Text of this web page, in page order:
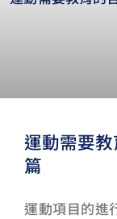
運動需要
篇
運動項目的進